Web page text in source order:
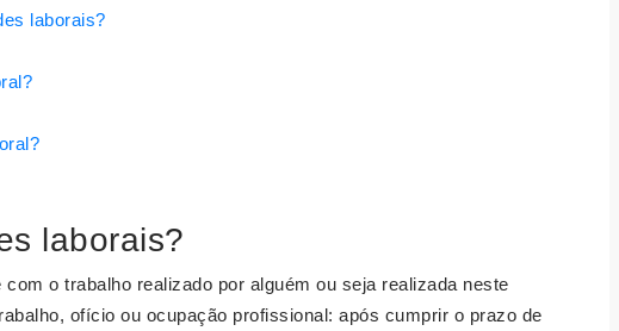
laborais?
laborais?
o trabalho realizado por alguém ou seja realizada neste
ofício ou ocupação profissional: após cumprir o prazo de